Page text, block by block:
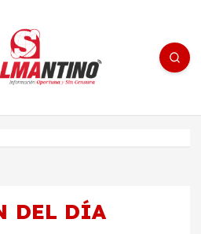
- medios/noticias/editorial
DEL DÍA